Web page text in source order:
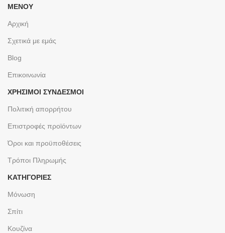
ΜΕΝΟΥ
Αρχική
Σχετικά με εμάς
Blog
Επικοινωνία
ΧΡΉΣΙΜΟΙ ΣΎΝΔΕΣΜΟΙ
Πολιτική απορρήτου
Επιστροφές προϊόντων
Όροι και προϋποθέσεις
Τρόποι Πληρωμής
ΚΑΤΗΓΟΡΙΕΣ
Μόνωση
Σπίτι
Κουζίνα